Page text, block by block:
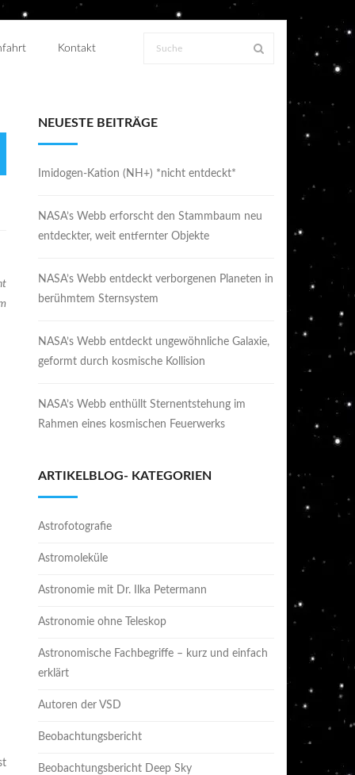
Kontakt
NEUESTE BEITRÄGE
Imidogen-Kation (NH+) *nicht entdeckt*
NASA’s Webb erforscht den Stammbaum neu
entdeckter, weit entfernter Objekte
NASA’s Webb entdeckt verborgenen Planeten in
berühmtem Sternsystem
NASA’s Webb entdeckt ungewöhnliche Galaxie,
geformt durch kosmische Kollision
NASA’s Webb enthüllt Sternentstehung im
Rahmen eines kosmischen Feuerwerks
ARTIKELBLOG- KATEGORIEN
Astrofotografie
Astromoleküle
Astronomie mit Dr. Ilka Petermann
Astronomie ohne Teleskop
Astronomische Fachbegriffe – kurz und einfach
erklärt
Autoren der VSD
Beobachtungsbericht
Beobachtungsbericht Deep Sky